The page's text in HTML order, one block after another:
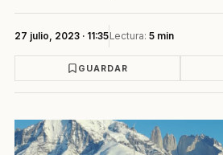
27 julio, 2023 · 11:35Lectura: 5 min
GUARDAR